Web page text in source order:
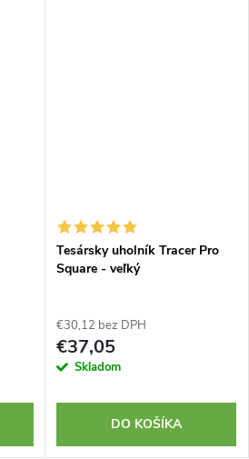
Tesársky uholník Tracer Pro
Square - veľký
€30,12 bez DPH
€37,05
Skladom
DO KOŠÍKA